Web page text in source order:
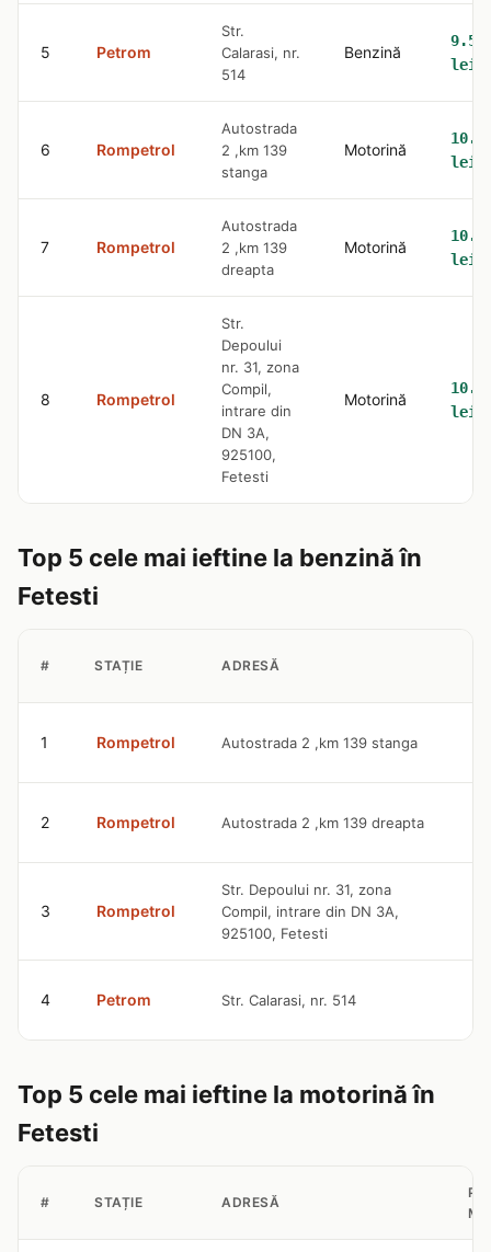
5 Petrom
Str.
Calarasi, nr.
514
Benzină
9.51
lei
6 Rompetrol
Autostrada
2 ,km 139
stanga
Motorină
lei
7 Rompetrol
Autostrada
2 ,km 139
dreapta
Motorină
lei
8 Rompetrol
Str.
Depoului
nr. 31, zona
Compil,
intrare din
DN 3A,
925100,
Fetesti
Motorină
lei
Top 5 cele mai ieftine la benzină în
Fetesti
# STAȚIE ADRESĂ
1 Rompetrol Autostrada 2 ,km 139 stanga
2 Rompetrol Autostrada 2 ,km 139 dreapta
3 Rompetrol
Str. Depoului nr. 31, zona
Compil, intrare din DN 3A,
925100, Fetesti
4 Petrom Str. Calarasi, nr. 514
Top 5 cele mai ieftine la motorină în
Fetesti
# STAȚIE ADRESĂ